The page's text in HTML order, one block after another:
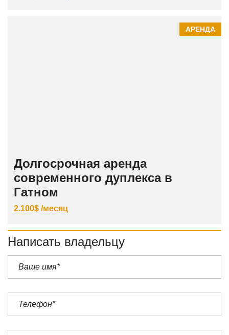
АРЕНДА
Долгосрочная аренда
современного дуплекса в
Гатном
2.100$ /месяц
Написать владельцу